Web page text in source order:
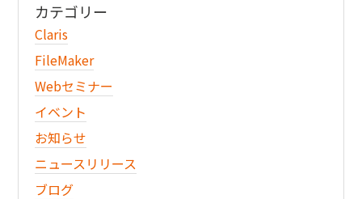
カテゴリー
Claris
FileMaker
Webセミナー
イベント
お知らせ
ニュースリリース
ブログ